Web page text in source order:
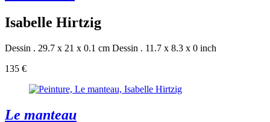
Isabelle Hirtzig
Dessin . 29.7 x 21 x 0.1 cm Dessin . 11.7 x 8.3 x 0 inch
135 €
Le manteau